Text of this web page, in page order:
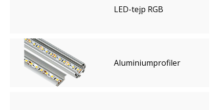
LED-tejp RGB
Aluminiumprofiler